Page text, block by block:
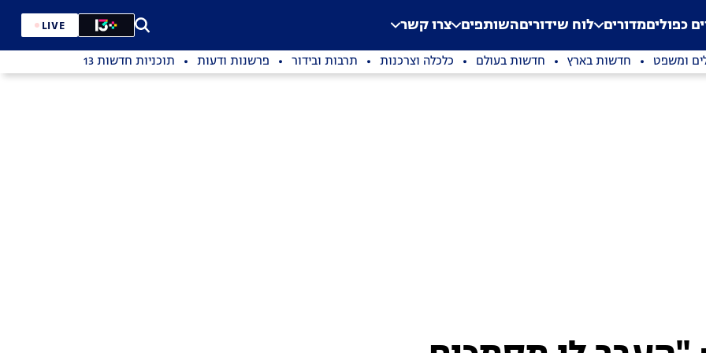
Application error: a
. כפוליםמדורים לוח שידוריםהשותפים צרו קשר LIVE
ומשפט חדשות בארץ חדשות בעולם כלכלה וצרכנות תרבות ובידור פרשנות ודעות תוכניות חדשות 13